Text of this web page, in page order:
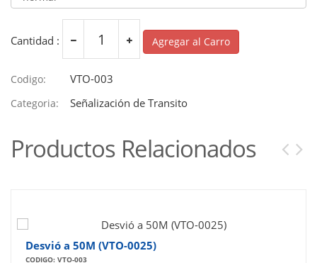
Cantidad : Agregar al Carro
Codigo: VTO-003
Categoria: Señalización de Transito
Productos Relacionados
Desvió a 50M (VTO-0025)
CODIGO: VTO-003